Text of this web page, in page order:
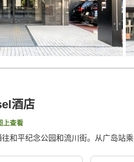
酒店
上查看
和平纪念公园和流川街。从广岛站